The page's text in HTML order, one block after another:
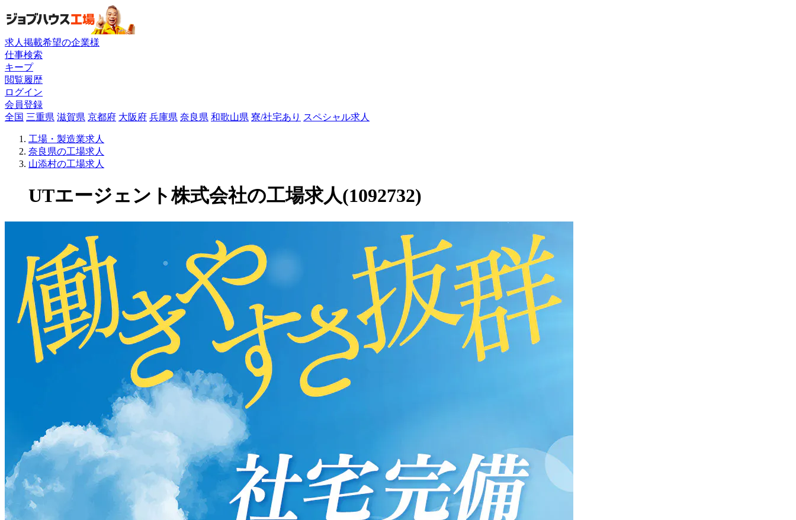
求人掲載希望の企業様
仕事検索
キープ
閲覧履歴
ログイン
会員登録
全国 三重県 滋賀県 京都府 大阪府 兵庫県 奈良県 和歌山県 寮/社宅あり スペシャル求人
工場・製造業求人
奈良県の工場求人
山添村の工場求人
UTエージェント株式会社の工場求人(1092732)